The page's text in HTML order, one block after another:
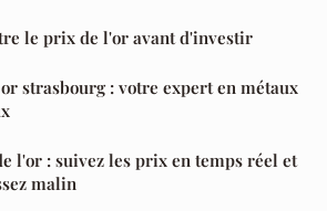
le prix de l'or avant d'investir
strasbourg : votre expert en métaux
l'or : suivez les prix en temps réel et
malin